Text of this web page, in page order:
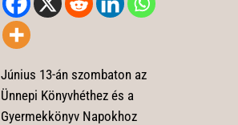
Június 13-án szombaton az
Ünnepi Könyvhéthez és a
Gyermekkönyv Napokhoz